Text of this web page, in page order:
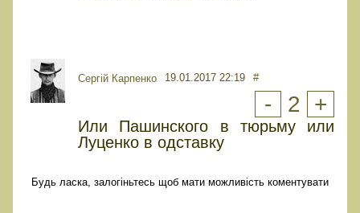
Сергій Карпенко 19.01.2017 22:19 #
- 2 +
Или Пашинского в тюрьму или
Луценко в одставку
Будь ласка, залогіньтесь щоб мати можливість коментувати